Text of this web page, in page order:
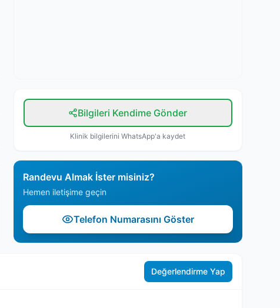
Bilgileri Kendime Gönder
Klinik bilgilerini WhatsApp'a kaydet
Randevu Almak İster misiniz?
Hemen iletişime geçin
Telefon Numarasını Göster
Değerlendirme Yap